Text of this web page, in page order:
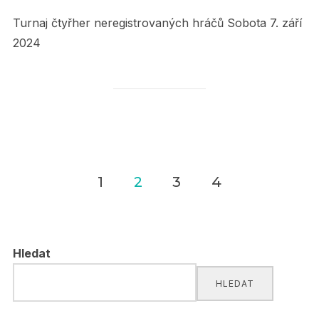
Turnaj čtyřher neregistrovaných hráčů Sobota 7. září
2024
příspěvky
1 2 3 4
Hledat
HLEDAT